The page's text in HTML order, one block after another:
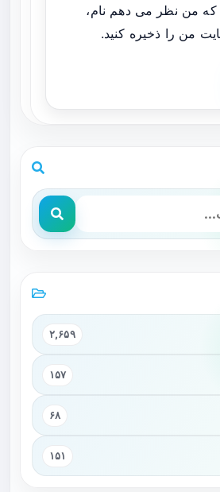
که من نظر می دهم نام،
من را ذخیره کنید.
۲,۶۵۹
۱۵۷
۶۸
۱۵۱